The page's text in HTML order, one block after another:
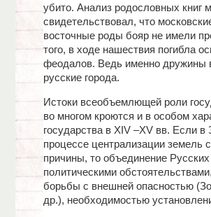
убито. Анализ родословных книг
свидетельствовал, что
восточные роды бояр не имели
того, в ходе нашествия погибла
феодалов. Ведь именно дружины
русские города.
Истоки всеобъемлющей роли
во многом кроются и в особом
государства в XIV –XV вв. Если
процессе централизации земель
причины, то объединение
политическими
борьбы с внешней опасностью
др.), необходимостью